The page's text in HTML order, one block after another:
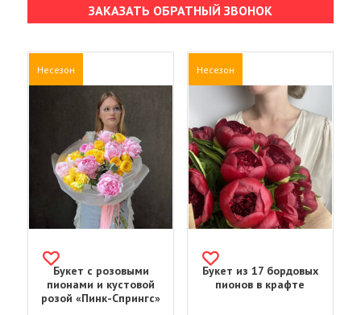
ЗАКАЗАТЬ ОБРАТНЫЙ ЗВОНОК
Несезон
Букет с розовыми
пионами и кустовой
розой «Пинк-Спрингс»
Несезон
Букет из 17 бордовых
пионов в крафте